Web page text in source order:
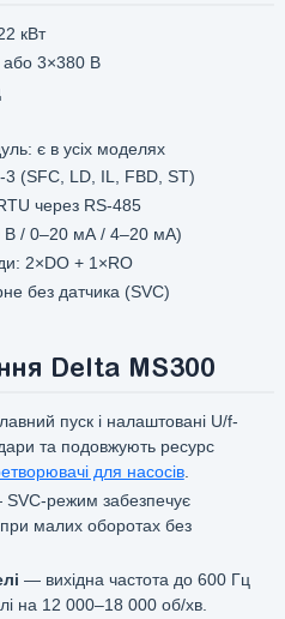
кВт
3×380 В
є в усіх моделях
(SFC, LD, IL, FBD, ST)
через RS-485
В / 0–20 мА / 4–20 мА)
2×DO + 1×RO
без датчика (SVC)
Delta MS300
пуск і налаштовані U/f-
та подовжують ресурс
для насосів.
режим забезпечує
малих оборотах без
— вихідна частота до 600 Гц
на 12 000–18 000 об/хв.